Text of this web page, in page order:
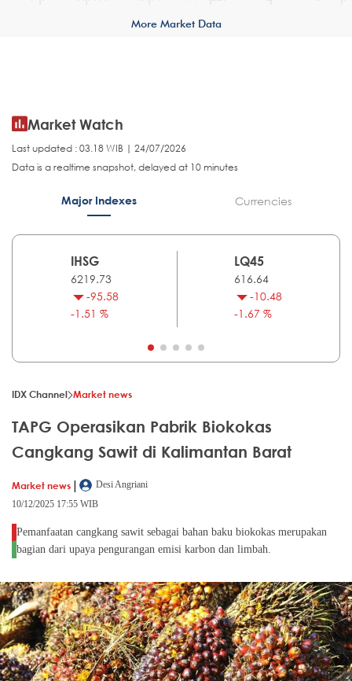
More Market Data
Market Watch
Last updated : 03.18 WIB | 24/07/2026
Data is a realtime snapshot, delayed at 10 minutes
Major Indexes Currencies
IHSG
6219.73
-95.58
-1.51 %
LQ45
616.64
-10.48
-1.67 %
IDX Channel Market news
TAPG Operasikan Pabrik Biokokas
Cangkang Sawit di Kalimantan Barat
Market news |
Desi Angriani
10/12/2025 17:55 WIB
Pemanfaatan cangkang sawit sebagai bahan baku biokokas merupakan
bagian dari upaya pengurangan emisi karbon dan limbah.